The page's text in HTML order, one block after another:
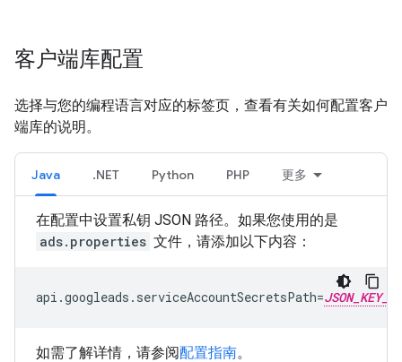
客户端库配置
选择与您的编程语言对应的标签页，查看有关如何配置客户
端库的说明。
Java .NET Python PHP 更多
在配置中设置私钥 JSON 路径。如果您使用的是
ads.properties 文件，请添加以下内容：
api.googleads.serviceAccountSecretsPath=
如需了解详情，请参阅配置指南。